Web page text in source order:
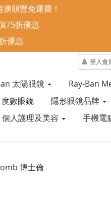
登入會
太陽眼鏡 Ray-Ban
數眼鏡 隱形眼鏡品牌
個人護理及美容 手機電
博士倫
順豐免運費！
75折優惠
優惠